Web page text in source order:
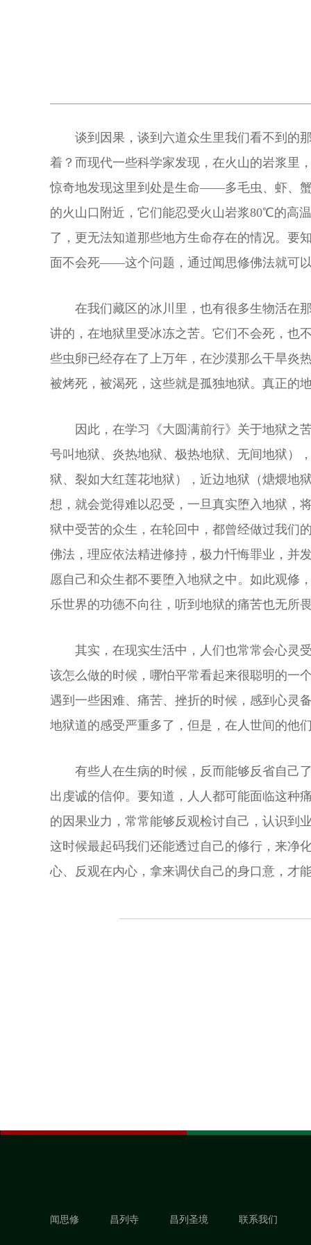
谈到因果，谈到六道众生里我们看不到的
着？而现代一些科学家发现，在火山的岩浆里
惊奇地发现这里到处是生命——多毛虫、虾、
的火山口附近，它们能忍受火山岩浆80℃的高
了，更无法知道那些地方生命存在的情况。
面不会死——这个问题，通过闻思修佛法就可
在我们藏区的冰川里，也有很多生物活在
讲的，在地狱里受冰冻之苦。它们不会死，也
些虫卵已经存在了上万年，在沙漠那么干旱炎
被烤死，被渴死，这些就是孤独地狱。真正的
因此，在学习《大圆满前行》关于地狱之
号叫地狱、炎热地狱、极热地狱、无间地狱）
狱、裂如大红莲花地狱），近边地狱（煻煨地
想，就会觉得难以忍受，一旦真实堕入地狱，
狱中受苦的众生，在轮回中，都曾经做过我们
佛法，理应依法精进修持，极力忏悔罪业，并
愿自己和众生都不要堕入地狱之中。如此观修
乐世界的功德不向往，听到地狱的痛苦也无所
其实，在现实生活中，人们也常常会心灵
该怎么做的时候，哪怕平常看起来很聪明的一
遇到一些困难、痛苦、挫折的时候，感到心灵
地狱道的感受严重多了，但是，在人世间的他
有些人在生病的时候，反而能够反省自己
出虔诚的信仰。要知道，人人都可能面临这种
的因果业力，常常能够反观检讨自己，认识到
这时候最起码我们还能透过自己的修行，来净
心、反观在内心，拿来调伏自己的身口意，才
闻思修 昌列寺 昌列圣境 联系我们